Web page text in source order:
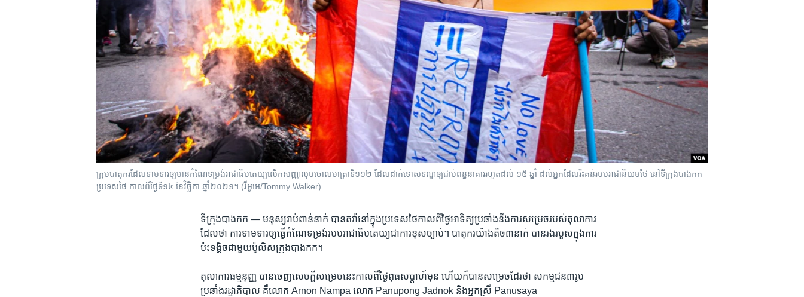
ក្រុម​បាតុករ​ដែល​ទាមទារ​ឲ្យ​មាន​កំណែទម្រង់​រាជាធិបតេយ្យ​លើក​សញ្ញា​លុបចោល​​​មាត្រា​ទី​១១២ ដែល​ដាក់​ទោសទណ្ឌឲ្យ​ជាប់​ពន្ធនាគារ​រហូត​ដល់ ១៥ ឆ្នាំ ដល់​អ្នក​ដែល​រិះគន់​របប​រាជានិយម​ថៃ នៅ​ទីក្រុង​បាងកក
ប្រទេស​ថៃ កាលពី​ថ្ងៃទី១៤ ខែវិច្ឆិកា ឆ្នាំ២០២១។ (វីអូអេ/Tommy Walker)
ទីក្រុងបាងកក —មនុស្ស​រាប់​ពាន់​នាក់​ បាន​តវ៉ា​នៅ​ក្នុង​ប្រទេស​ថៃ​កាលពី​ថ្ងៃ​អាទិត្យប្រឆាំង​នឹង​ការ​សម្រេច​របស់​តុលាការ​
ដែល​ថា​ ការ​ទាមទារ​ឲ្យ​ធ្វើ​កំណែ​ទម្រង់​របប​រាជាធិបតេយ្យ​ជា​ការ​ខុស​ច្បាប់។ ​បាតុករ​យ៉ាង​តិច​៣​នាក់​ បាន​រង​របួស​ក្នុង​ការ​
ប៉ះទង្គិច​ជាមួយ​ប៉ូលិស​ក្រុង​បាងកក។​
តុលាការ​ធម្មនុញ្ញ ​បាន​ចេញ​សេចក្តី​សម្រេច​នេះ​កាលពី​ថ្ងៃ​ពុធ​សប្តាហ៍​មុន ​ហើយក៏​បាន​សម្រេច​ដែរ​ថា សកម្មជន​៣រូប​
ប្រឆាំង​រដ្ឋាភិបាល ​គឺ​លោក ​Arnon Nampa ​លោក​ Panupong Jadnok ​និង​អ្នកស្រី​ Panusaya